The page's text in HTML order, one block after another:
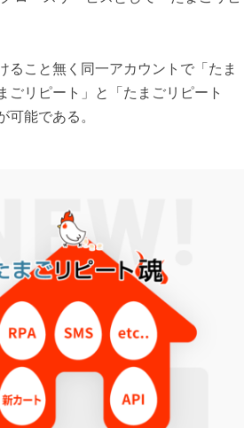
ること無く同一アカウントで「たま
ごリピート」と「たまごリピート
能である。